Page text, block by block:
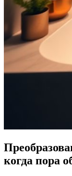
когда пора